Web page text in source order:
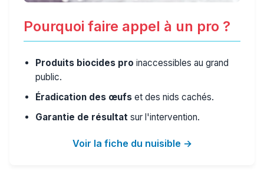
Pourquoi faire appel à un pro ?
Produits biocides pro inaccessibles au grand
public.
Éradication des œufs et des nids cachés.
Garantie de résultat sur l'intervention.
Voir la fiche du nuisible →